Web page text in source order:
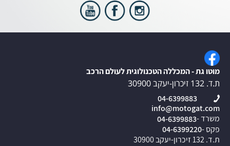
מוטו גת - המכללה הטכנולוגית לעולם הרכב
ת.ד. 132 זיכרון-יעקב 30900
04-6399883
info@motogat.com
משרד -04-6399883
פקס -04-6399220
ת.ד. 132 זיכרון-יעקב 30900